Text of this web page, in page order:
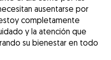
ausentarse por
completamente
y la atención que
su bienestar en todo